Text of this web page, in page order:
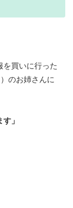
買いに行った
のお姉さんに
」